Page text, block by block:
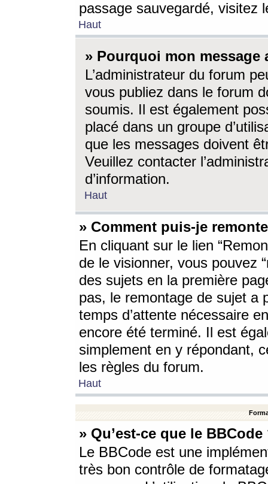
passage sauvegardé, visitez
Haut
» Pourquoi mon message
L’administrateur du forum
vous publiez dans le forum
soumis. Il est également
placé dans un groupe
que les messages doivent
Veuillez contacter
d’information.
Haut
» Comment puis-je
En cliquant sur le lien
de le visionner, vous pouvez
des sujets en la première
pas, le remontage de sujet a
temps d’attente nécessaire
encore été terminé. Il est
simplement en y répondant,
les règles du forum.
Haut
» Qu’est-ce que le BBCode
Le BBCode est une
très bon contrôle de